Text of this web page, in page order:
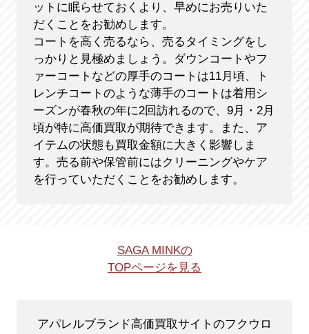
ットに眠らせておくより、早めにお売りいた
だくことをお勧めします。
コートを高く売るなら、売るタイミングをし
っかりと見極めましょう。ダウンコートやフ
ァーコートなどの厚手のコートは11月頃、ト
レンチコートのような薄手のコートは着用シ
ーズンが春秋の年に2回訪れるので、9月・2月
頃が特に高価買取が期待できます。また、ア
イテムの状態も買取金額に大きく影響しま
す。売る前や保管前にはクリーニングやケア
を行っていただくことをお勧めします。
SAGA MINKの
TOPページを見る
アパレルブランド高価買取サイトのフクウロ